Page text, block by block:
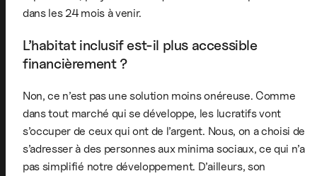
dans les 24 mois à venir.
L’habitat inclusif est-il plus accessible
financièrement ?
Non, ce n’est pas une solution moins onéreuse. Comme
dans tout marché qui se développe, les lucratifs vont
s’occuper de ceux qui ont de l’argent. Nous, on a choisi de
s’adresser à des personnes aux minima sociaux, ce qui n’a
pas simplifié notre développement. D’ailleurs, son